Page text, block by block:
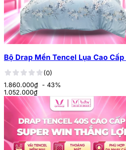
Bộ Drap Mền Tencel Lụa Cao
(0)
1.860.000₫ - 43%
1.052.000₫